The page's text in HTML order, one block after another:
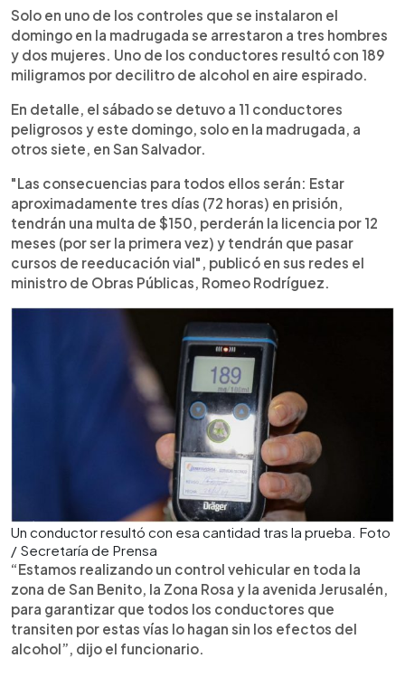
Solo en uno de los controles que se instalaron el
domingo en la madrugada se arrestaron a tres hombres
y dos mujeres. Uno de los conductores resultó con 189
miligramos por decilitro de alcohol en aire espirado.
En detalle, el sábado se detuvo a 11 conductores
peligrosos y este domingo, solo en la madrugada, a
otros siete, en San Salvador.
"Las consecuencias para todos ellos serán: Estar
aproximadamente tres días (72 horas) en prisión,
tendrán una multa de $150, perderán la licencia por 12
meses (por ser la primera vez) y tendrán que pasar
cursos de reeducación vial", publicó en sus redes el
ministro de Obras Públicas, Romeo Rodríguez.
Un conductor resultó con esa cantidad tras la prueba. Foto
/ Secretaría de Prensa
“Estamos realizando un control vehicular en toda la
zona de San Benito, la Zona Rosa y la avenida Jerusalén,
para garantizar que todos los conductores que
transiten por estas vías lo hagan sin los efectos del
alcohol”, dijo el funcionario.